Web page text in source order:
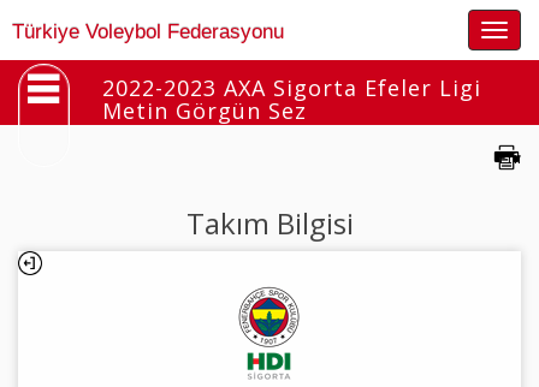
Türkiye Voleybol Federasyonu
2022-2023 AXA Sigorta Efeler Ligi
Metin Görgün Sez
Takım Bilgisi